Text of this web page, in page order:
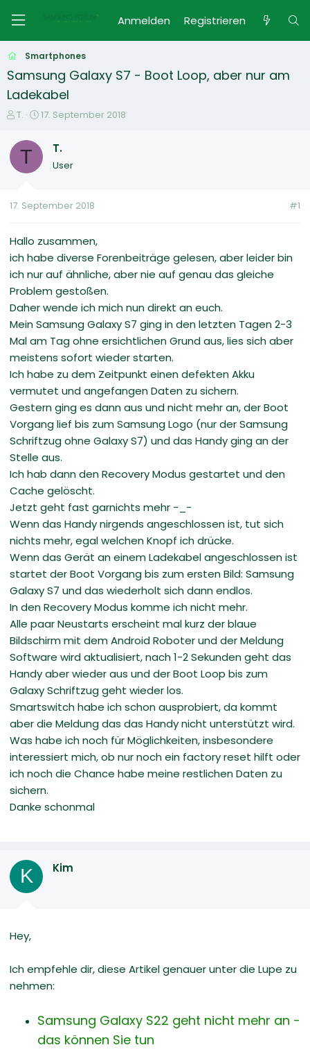
Anmelden Registrieren
Smartphones
Samsung Galaxy S7 - Boot Loop, aber nur am
Ladekabel
E
s
e
e
T.
E
t
e
t
m
17. September 2018
T T.
User
17. September 2018 #1
Hallo zusammen,
ich habe diverse Forenbeiträge gelesen, aber leider bin
ich nur auf ähnliche, aber nie auf genau das gleiche
Problem gestoßen.
Daher wende ich mich nun direkt an euch.
Mein Samsung Galaxy S7 ging in den letzten Tagen 2-3
Mal am Tag ohne ersichtlichen Grund aus, lies sich aber
meistens sofort wieder starten.
Ich habe zu dem Zeitpunkt einen defekten Akku
vermutet und angefangen Daten zu sichern.
Gestern ging es dann aus und nicht mehr an, der Boot
Vorgang lief bis zum Samsung Logo (nur der Samsung
Schriftzug ohne Galaxy S7) und das Handy ging an der
Stelle aus.
Ich hab dann den Recovery Modus gestartet und den
Cache gelöscht.
Jetzt geht fast garnichts mehr -_-
Wenn das Handy nirgends angeschlossen ist, tut sich
nichts mehr, egal welchen Knopf ich drücke.
Wenn das Gerät an einem Ladekabel angeschlossen ist
startet der Boot Vorgang bis zum ersten Bild: Samsung
Galaxy S7 und das wiederholt sich dann endlos.
In den Recovery Modus komme ich nicht mehr.
Alle paar Neustarts erscheint mal kurz der blaue
Bildschirm mit dem Android Roboter und der Meldung
Software wird aktualisiert, nach 1-2 Sekunden geht das
Handy aber wieder aus und der Boot Loop bis zum
Galaxy Schriftzug geht wieder los.
Smartswitch habe ich schon ausprobiert, da kommt
aber die Meldung das das Handy nicht unterstützt wird.
Was habe ich noch für Möglichkeiten, insbesondere
interessiert mich, ob nur noch ein factory reset hilft oder
ich noch die Chance habe meine restlichen Daten zu
sichern.
Danke schonmal
K Kim
Hey,
Ich empfehle dir, diese Artikel genauer unter die Lupe zu
nehmen:
Samsung Galaxy S22 geht nicht mehr an -
das können Sie tun